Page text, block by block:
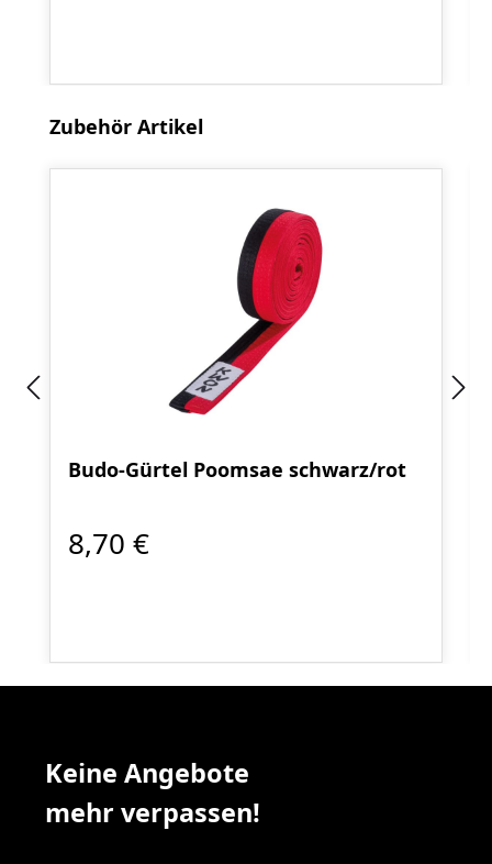
Produktgalerie überspringen
Zubehör Artikel
Budo-Gürtel Poomsae schwarz/rot
8,70 €
Keine Angebote
mehr verpassen!